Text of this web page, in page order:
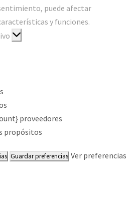
puede afectar
y funciones.
proveedores
propósitos
Guardar preferencias Ver preferencias